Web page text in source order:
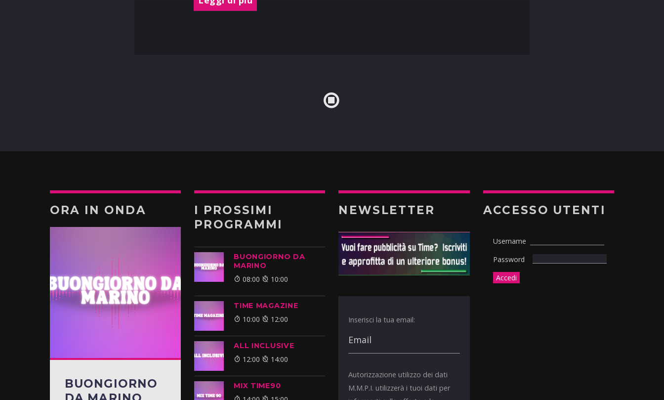
ORA IN ONDA
BUONGIORNO
I PROSSIMI
PROGRAMMI
BUONGIORNO DA
MARINO
08:00 10:00
TIME MAGAZINE
10:00 12:00
ALL INCLUSIVE
12:00 14:00
MIX TIME90
NEWSLETTER
Inserisci la tua email:
Autorizzazione utilizzo dei dati
M.M.P.I. utilizzerà i tuoi dati per
ACCESSO UTENTI
Username
Password